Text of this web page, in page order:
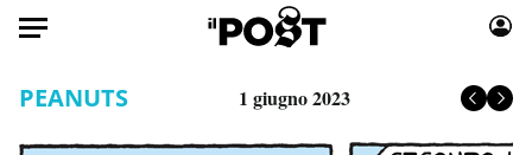
HOME
PEANUTS 1 giugno 2023